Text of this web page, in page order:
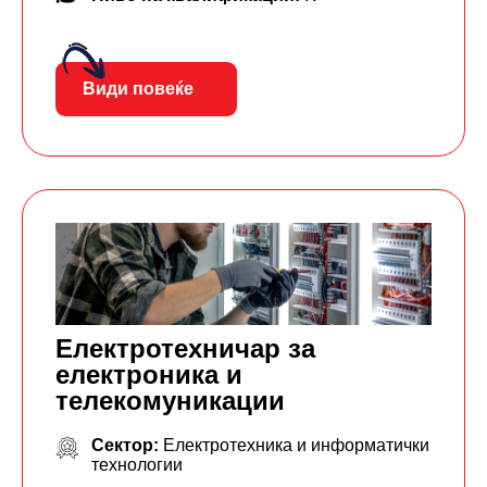
Види повеќе
Електротехничар за
електроника и
телекомуникации
Сектор: Електротехника и информатички
технологии